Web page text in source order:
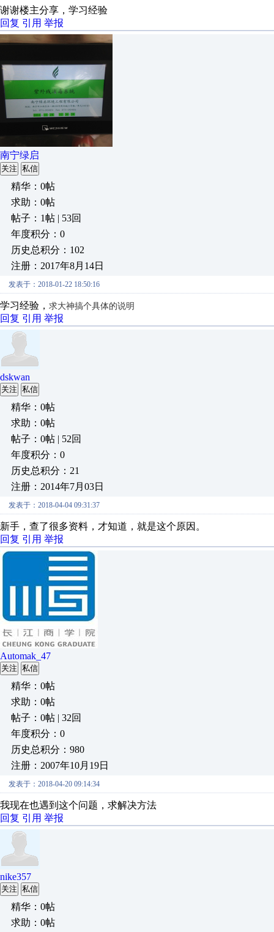
谢谢楼主分享，学习经验
回复 引用 举报
南宁绿启
关注 私信
精华：0帖
求助：0帖
帖子：1帖 | 53回
年度积分：0
历史总积分：102
注册：2017年8月14日
发表于：2018-01-22 18:50:16
学习经验， 求大神搞个具体的说明
回复 引用 举报
dskwan
关注 私信
精华：0帖
求助：0帖
帖子：0帖 | 52回
年度积分：0
历史总积分：21
注册：2014年7月03日
发表于：2018-04-04 09:31:37
新手，查了很多资料，才知道，就是这个原因。
回复 引用 举报
Automak_47
关注 私信
精华：0帖
求助：0帖
帖子：0帖 | 32回
年度积分：0
历史总积分：980
注册：2007年10月19日
发表于：2018-04-20 09:14:34
我现在也遇到这个问题，求解决方法
回复 引用 举报
nike357
关注 私信
精华：0帖
求助：0帖